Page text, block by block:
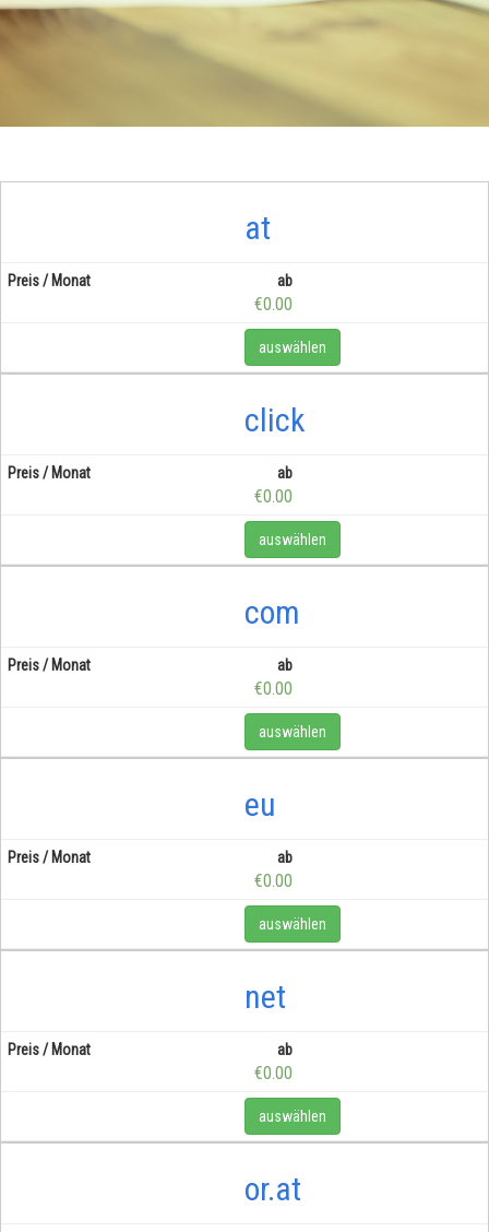
at
ab
€0.00
auswählen
click
ab
€0.00
auswählen
com
ab
€0.00
auswählen
eu
ab
€0.00
auswählen
net
ab
€0.00
auswählen
or.at